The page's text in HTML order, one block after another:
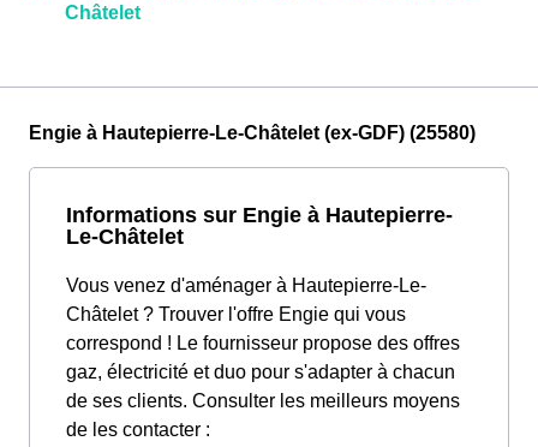
Châtelet
Engie à Hautepierre-Le-Châtelet (ex-GDF) (25580)
Informations sur Engie à Hautepierre-
Le-Châtelet
Vous venez d'aménager à Hautepierre-Le-
Châtelet ? Trouver l'offre Engie qui vous
correspond ! Le fournisseur propose des offres
gaz, électricité et duo pour s'adapter à chacun
de ses clients. Consulter les meilleurs moyens
de les contacter :